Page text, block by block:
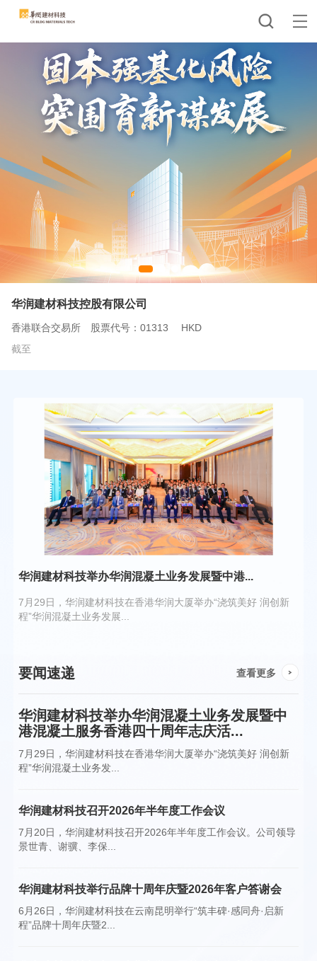
华润建材科技控股有限公司
香港联合交易所 股票代号：01313
HKD
截至
华润建材科技举办华润混凝土业务发展暨中港...
7月29日，华润建材科技在香港华润大厦举办“浇筑美好 润创新
程”华润混凝土业务发展...
要闻速递 查看更多
华润建材科技举办华润混凝土业务发展暨中
港混凝土服务香港四十周年志庆活...
7月29日，华润建材科技在香港华润大厦举办“浇筑美好 润创新
程”华润混凝土业务发...
华润建材科技召开2026年半年度工作会议
7月20日，华润建材科技召开2026年半年度工作会议。公司领导
景世青、谢骥、李保...
华润建材科技举行品牌十周年庆暨2026年客户答谢会
6月26日，华润建材科技在云南昆明举行“筑丰碑·感同舟·启新
程”品牌十周年庆暨2...